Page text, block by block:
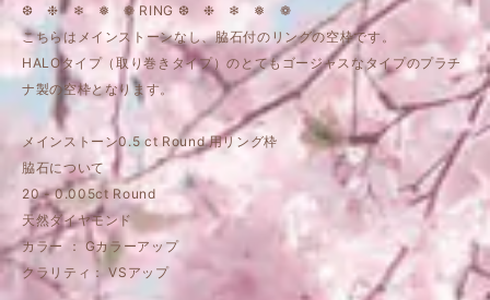
❆ ❉ ❄ ❅ ❁ RING ❆ ❉ ❄ ❅ ❁
こちらはメインストーンなし、脇石付のリングの空枠です。
HALOタイプ（取り巻きタイプ）のとてもゴージャスなタイプのプラチ
ナ製の空枠となります。
メインストーン0.5 ct Round 用リング枠
脇石について
20 - 0.005ct Round
天然ダイヤモンド
カラー ： Gカラーアップ
クラリティ： VSアップ